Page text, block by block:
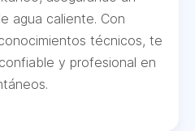
agua caliente. Con
técnicos, te
y profesional en